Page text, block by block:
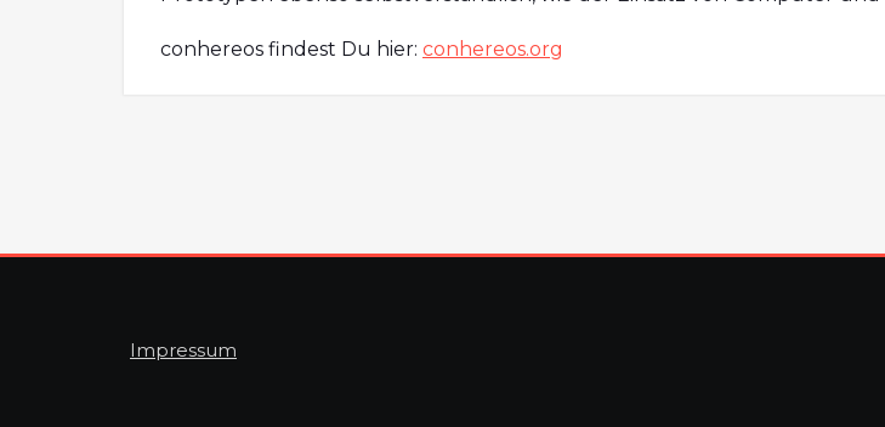
conhereos findest Du hier: conhereos.org
Impressum